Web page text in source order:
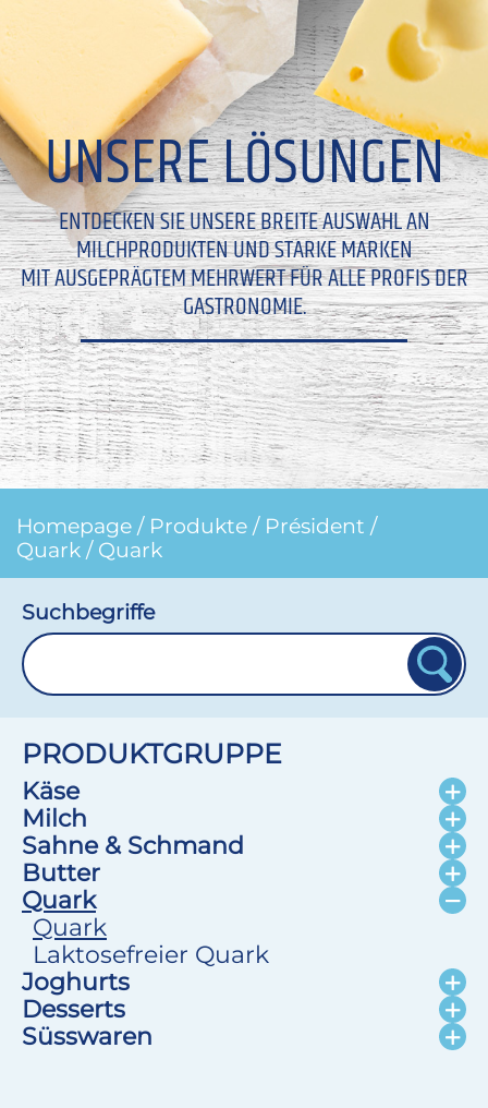
UNSERE LÖSUNGEN
ENTDECKEN SIE UNSERE BREITE AUSWAHL AN
MILCHPRODUKTEN UND STARKE MARKEN
MIT AUSGEPRÄGTEM MEHRWERT FÜR ALLE PROFIS DER
GASTRONOMIE.
Homepage / Produkte / Président /
Quark / Quark
Suchbegriffe
PRODUKTGRUPPE
Käse
Milch
Sahne & Schmand
Butter
Quark
Quark
Laktosefreier Quark
Joghurts
Desserts
Süsswaren